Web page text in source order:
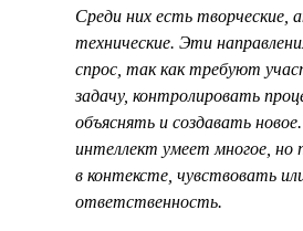
Среди них есть творческие,
технические. Эти
спрос, так как требуют
задачу, контролировать
объяснять и создавать
интеллект умеет многое, но
в контексте, чувствовать
ответственность.